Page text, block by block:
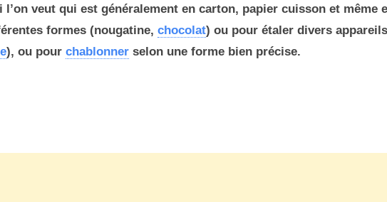
veut qui est généralement en carton, papier cuisson et même
formes (nougatine, chocolat) ou pour étaler divers
), ou pour chablonnerselon une forme bien précise.